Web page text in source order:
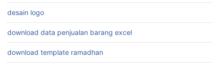
desain logo
download data penjualan barang excel
download template ramadhan